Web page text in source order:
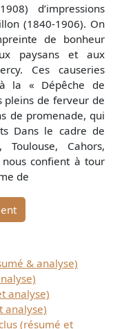
d’impressions
(1840-1906). On
de bonheur
paysans et aux
Ces causeries
à la « Dépêche de
pleins de ferveur de
de promenade, qui
Dans le cadre de
Toulouse, Cahors,
nous confient à tour
de
& analyse)
analyse)
analyse)
(résumé et